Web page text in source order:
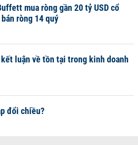
mua ròng gần 20 tỷ USD cổ
ròng 14 quý
luận về tồn tại trong kinh doanh
đổi chiều?